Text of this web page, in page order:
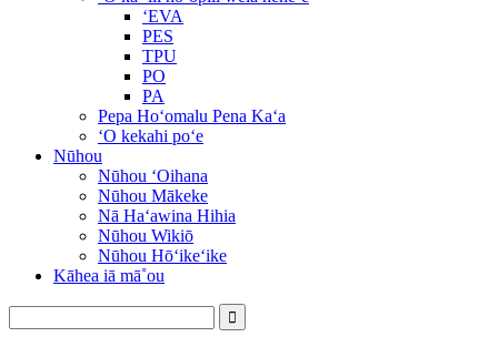
ʻEVA
PES
TPU
PO
PA
Pepa Hoʻomalu Pena Kaʻa
ʻO kekahi poʻe
Nūhou
Nūhou ʻOihana
Nūhou Mākeke
Nā Haʻawina Hihia
Nūhou Wikiō
Nūhou Hōʻikeʻike
Kāhea iā mā˚ou